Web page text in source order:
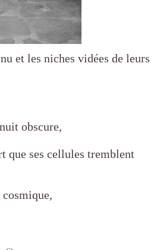
et les niches vidées de leurs
obscure,
que ses cellules tremblent